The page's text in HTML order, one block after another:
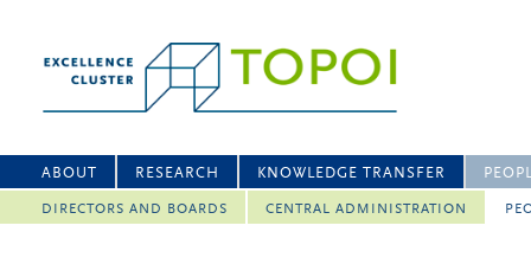
ABOUT RESEARCH KNOWLEDGE TRANSFER
DIRECTORS AND BOARDS CENTRAL ADMINISTRATION